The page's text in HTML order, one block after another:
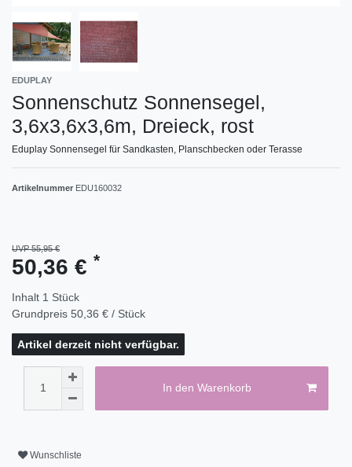
EDUPLAY
Sonnenschutz Sonnensegel,
3,6x3,6x3,6m, Dreieck, rost
Eduplay Sonnensegel für Sandkasten, Planschbecken oder Terasse
Artikelnummer EDU160032
UVP 55,95 €
50,36 € *
Inhalt 1 Stück
Grundpreis 50,36 € / Stück
Artikel derzeit nicht verfügbar.
In den Warenkorb
Wunschliste